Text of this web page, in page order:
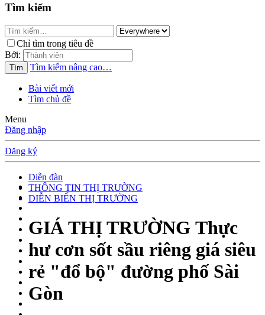
Tìm kiếm
Chỉ tìm trong tiêu đề
Bởi:
Tìm Tìm kiếm nâng cao…
Bài viết mới
Tìm chủ đề
Menu
Đăng nhập
Đăng ký
Diễn đàn
THÔNG TIN THỊ TRƯỜNG
DIỄN BIẾN THỊ TRƯỜNG
GIÁ THỊ TRƯỜNG Thực
hư cơn sốt sầu riêng giá siêu
rẻ "đổ bộ" đường phố Sài
Gòn